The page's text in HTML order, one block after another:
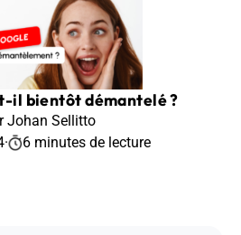
il bientôt démantelé ?
Johan Sellitto
· 6 minutes de lecture